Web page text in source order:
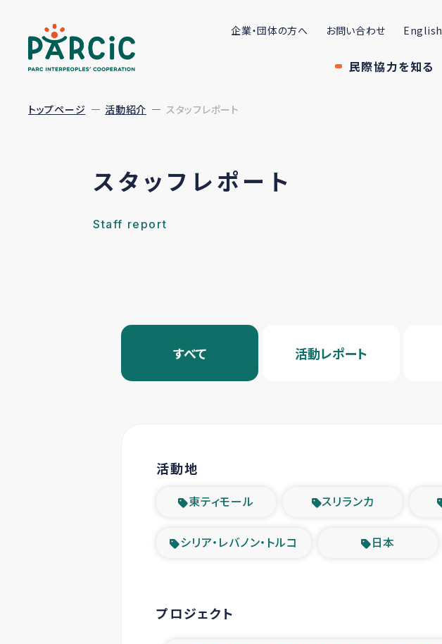
企業・団体の方へ お問い合わせ English
民際協力を知る
トップページ 活動紹介 スタッフレポート
スタッフレポート
Staff report
すべて 活動レポート
活動地
東ティモール スリランカ
シリア・レバノン・トルコ 日本
プロジェクト